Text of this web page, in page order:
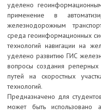
уделено
применение в
железнодорожным
среда геоинформационных
технологий навигации на
уделено развитию ГИС
вопросы создания
путей на скоростных
технологий.
Предназначено для
может быть использовано